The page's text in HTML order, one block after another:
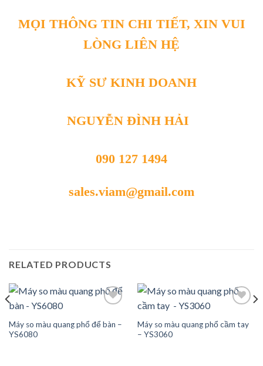
MỌI THÔNG TIN CHI TIẾT, XIN VUI
LÒNG LIÊN HỆ
KỸ SƯ KINH DOANH
NGUYỄN ĐÌNH HẢI
090 127 1494
sales.viam@gmail.com
RELATED PRODUCTS
Máy so màu quang phổ để bàn –
YS6080
Máy so màu quang phổ cầm tay
– YS3060